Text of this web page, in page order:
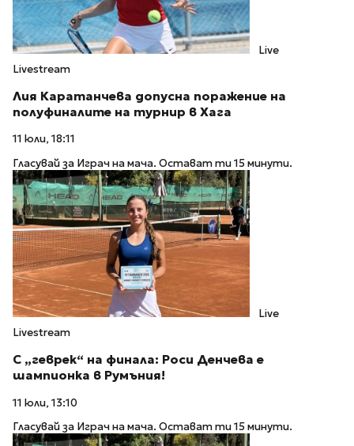
Live
Livestream
Лия Каратанчева допусна поражение на
полуфиналите на турнир в Хага
11 юли, 18:11
Гласувай за Играч на мача. Остават ти 15 минути.
Live
Livestream
С „геврек“ на финала: Роси Денчева е
шампионка в Румъния!
11 юли, 13:10
Гласувай за Играч на мача. Остават ти 15 минути.